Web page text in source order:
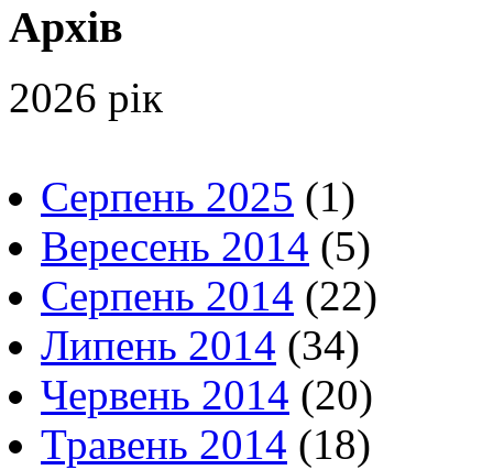
Архів
2026 рік
Серпень 2025 (1)
Вересень 2014 (5)
Серпень 2014 (22)
Липень 2014 (34)
Червень 2014 (20)
Травень 2014 (18)